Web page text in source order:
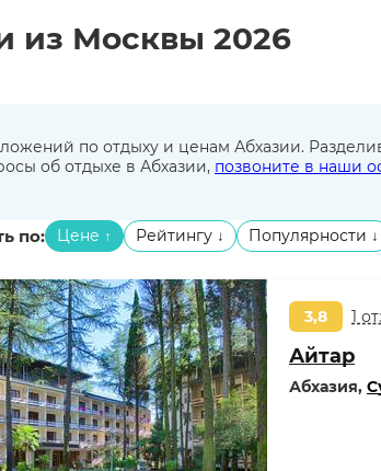
из Москвы 2026
по отдыху и ценам Абхазии.
об отдыхе в Абхазии, позвоните в наши
по: Цене ↑ Рейтингу ↓ Популярности ↓
3,8 1
Айтар
Абхазия,